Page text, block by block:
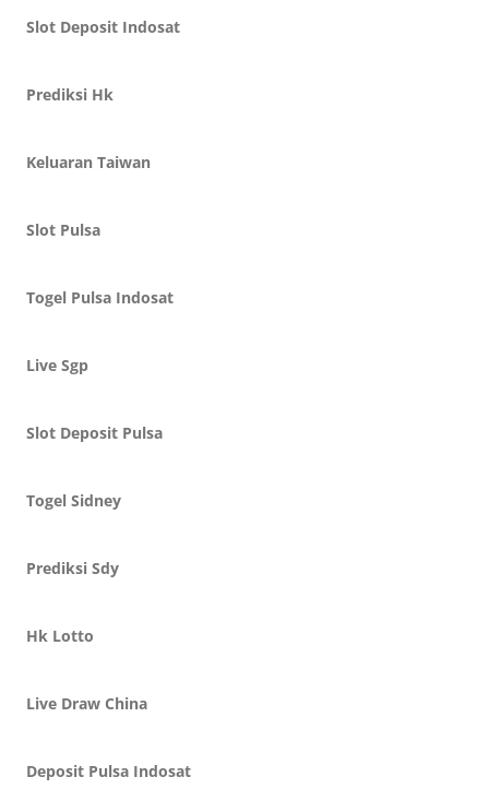
Slot Deposit Indosat
Prediksi Hk
Keluaran Taiwan
Slot Pulsa
Togel Pulsa Indosat
Live Sgp
Slot Deposit Pulsa
Togel Sidney
Prediksi Sdy
Hk Lotto
Live Draw China
Deposit Pulsa Indosat